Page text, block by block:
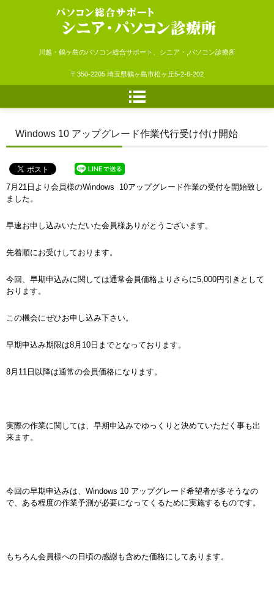
シニア・パソコン診療所
川越・鶴ヶ島のパソコン総合サポート、シニア・,パソコン診療所
〒350-2205 埼玉県鶴ヶ島市松ヶ丘5-2-6-202
Windows 10 アップグレード作業代行受け付け開始
7月21日より会員様のWindows 10アップグレード作業の受付を開始致し
ました。
早速お申し込みいただいた会員様ありがとうございます。
先着順にお受けしております。
今回、早期申込みに関しては通常会員価格よりさらに5,000円引きとして
おります。
この機会にぜひお申し込み下さい。
早期申込み期限は8月10日までとなっております。
8月11日以降は通常の会員価格になります。
実際の作業に関しては、早期申込みでゆっくりと決めていただく事も出
来ます。
今回の早期申込みは、Windows 10 アップグレード希望者が多そうなの
で、ある程度の作業予測が必要になってくるために実施するものです。
もちろん会員様への日頃の感謝も含めた価格にしてあります。